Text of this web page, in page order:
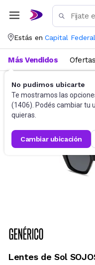
Estás en Capital Federal
No pudimos ubicarte
Te mostramos las
(1406). Podés cambiar tu
quieras.
cambiar ubicación
Más Vendidos Ofertas
Accesorios Anteojos
Lentes de Sol